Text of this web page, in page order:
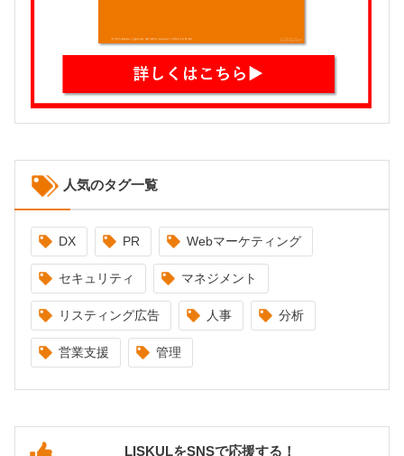
人気のタグ一覧
DX PR Webマーケティング
セキュリティ マネジメント
リスティング広告 人事 分析
営業支援 管理
LISKULをSNSで応援する！